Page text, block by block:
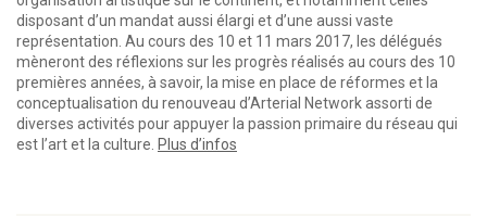
disposant d’un mandat aussi élargi et d’une aussi vaste
représentation. Au cours des 10 et 11 mars 2017, les délégués
mèneront des réflexions sur les progrès réalisés au cours des 10
premières années, à savoir, la mise en place de réformes et la
conceptualisation du renouveau d’Arterial Network assorti de
diverses activités pour appuyer la passion primaire du réseau qui
est l’art et la culture. Plus d’infos